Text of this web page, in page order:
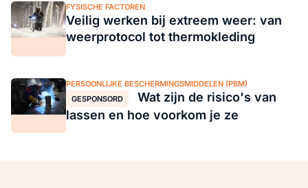
FYSISCHE FACTOREN
Veilig werken bij extreem weer: van
weerprotocol tot thermokleding
PERSOONLIJKE BESCHERMINGSMIDDELEN (PBM)
GESPONSORD
Wat zijn de risico's van
lassen en hoe voorkom je ze